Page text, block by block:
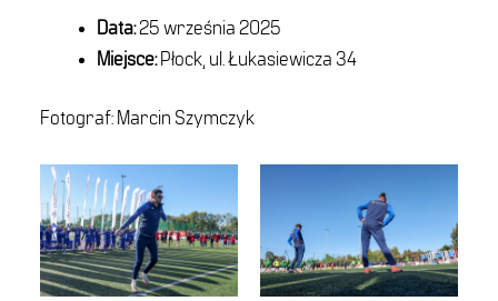
Data:25 września 2025
Miejsce:Płock, ul. Łukasiewicza 34
Fotograf: Marcin Szymczyk